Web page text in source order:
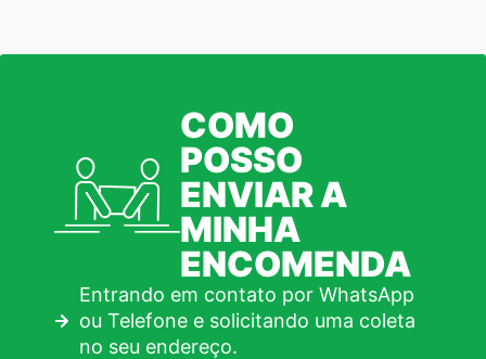
COMO
POSSO
ENVIAR A
MINHA
ENCOMENDA
Entrando em contato por WhatsApp
ou Telefone e solicitando uma coleta
no seu endereço.